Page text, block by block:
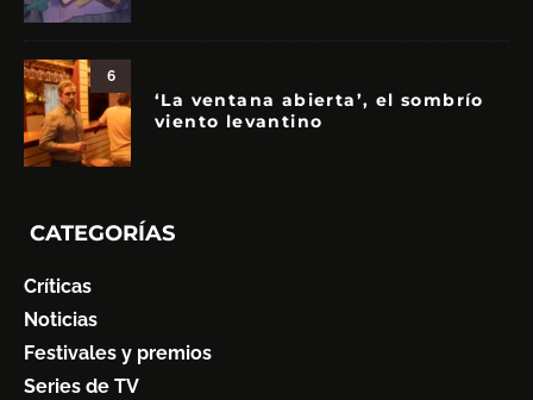
6
‘La ventana abierta’, el sombrío
viento levantino
CATEGORÍAS
Críticas
Noticias
Festivales y premios
Series de TV